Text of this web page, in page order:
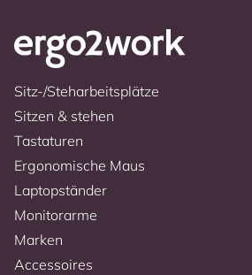
Sitz-/Steharbeitsplätze
Sitzen & stehen
Tastaturen
Ergonomische Maus
Laptopständer
Monitorarme
Marken
Accessoires